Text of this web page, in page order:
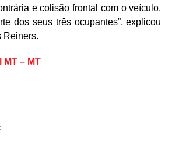
e colisão frontal com o veículo,
dos seus três ocupantes”, explicou
Reiners.
MT – MT